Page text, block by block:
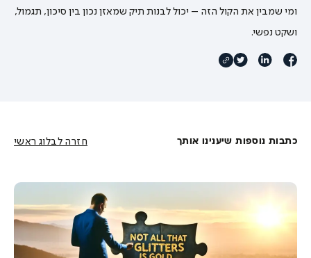
ומי שמבין את הקול הזה – יכול לבנות תיק שמאזן נכון בין סיכון, תגמול,
ושקט נפשי.
כתבות נוספות שיענינו אותך חזרה לבלוג ראשי